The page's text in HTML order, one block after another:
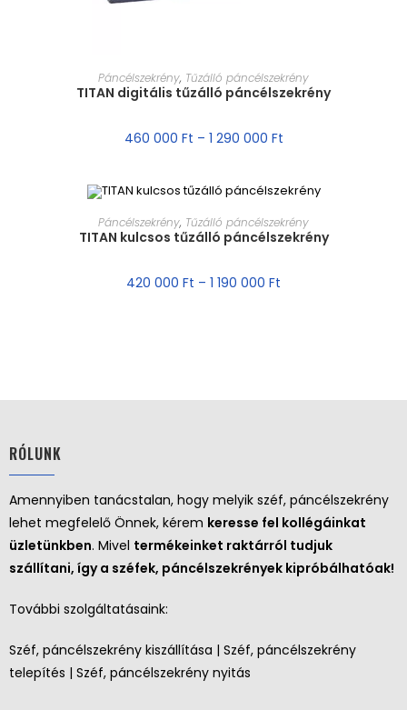
MÉRET VÁLASZTÁSA
Páncélszekrény, Tűzálló páncélszekrény
TITAN digitális tűzálló páncélszekrény
460 000 Ft – 1 290 000 Ft
MÉRET VÁLASZTÁSA
Páncélszekrény, Tűzálló páncélszekrény
TITAN kulcsos tűzálló páncélszekrény
420 000 Ft – 1 190 000 Ft
RÓLUNK
Amennyiben tanácstalan, hogy melyik széf, páncélszekrény
lehet megfelelő Önnek, kérem keresse fel kollégáinkat
üzletünkben. Mivel termékeinket raktárról tudjuk
szállítani, így a széfek, páncélszekrények kipróbálhatóak!
További szolgáltatásaink:
Széf, páncélszekrény kiszállítása | Széf, páncélszekrény
telepítés | Széf, páncélszekrény nyitás